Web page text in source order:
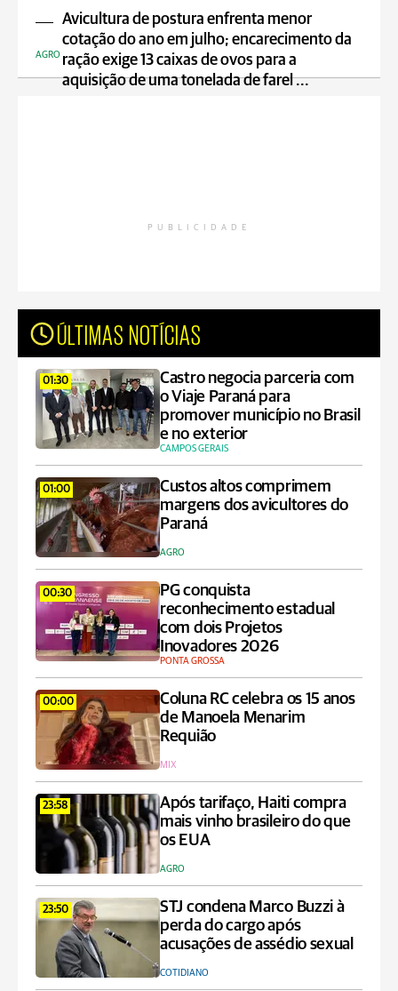
Avicultura de postura enfrenta menor
cotação do ano em julho; encarecimento da
ração exige 13 caixas de ovos para a
aquisição de uma tonelada de farel ...
AGRO
PUBLICIDADE
ÚLTIMAS NOTÍCIAS
01:30
Castro negocia parceria com
o Viaje Paraná para
promover município no Brasil
e no exterior
CAMPOS GERAIS
01:00
Custos altos comprimem
margens dos avicultores do
Paraná
AGRO
00:30
PG conquista
reconhecimento estadual
com dois Projetos
Inovadores 2026
PONTA GROSSA
00:00
Coluna RC celebra os 15 anos
de Manoela Menarim
Requião
MIX
23:58
Após tarifaço, Haiti compra
mais vinho brasileiro do que
os EUA
AGRO
23:50
STJ condena Marco Buzzi à
perda do cargo após
acusações de assédio sexual
COTIDIANO